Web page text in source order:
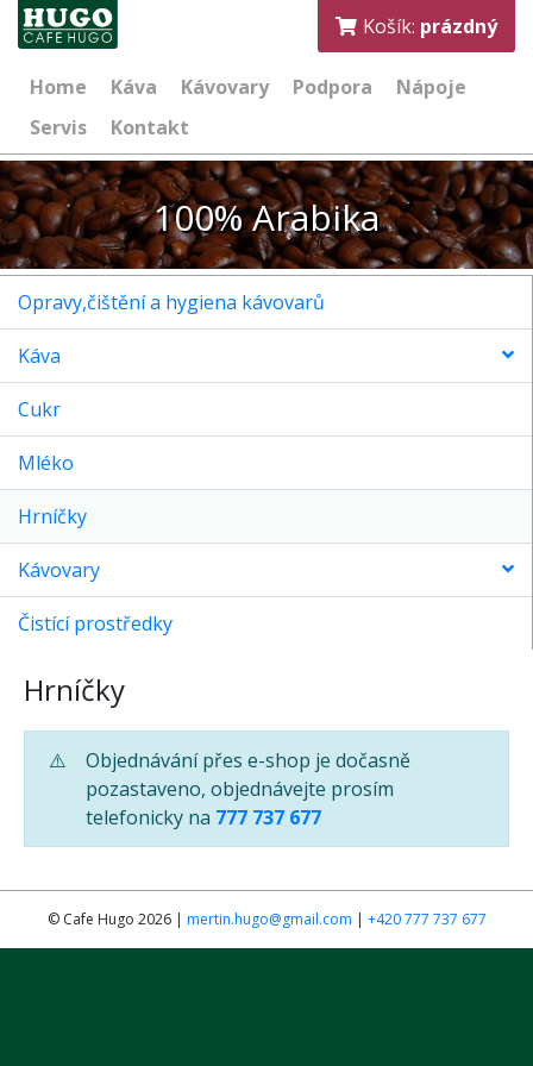
Home Káva Kávovary Podpora
Nápoje
Servis
Kontakt
Košík: prázdný
100% Arabika
Opravy,čištění a hygiena kávovarů
Káva
Cukr
Mléko
Hrníčky
Kávovary
Čistící prostředky
Hrníčky
⚠️
Objednávání přes e-shop je dočasně
pozastaveno, objednávejte prosím
telefonicky na 777 737 677
© Cafe Hugo 2026 | mertin.hugo@gmail.com | +420 777 737 677